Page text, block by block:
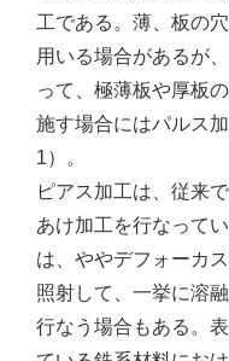
工である。薄、板の
用いる場合があるが
って、極薄板や厚板
施す場合にはパルス
1）。
ピアス加工は、従来
あけ加工を行なって
は、ややデフォーカ
照射して、一挙に溶
行なう場合もある。